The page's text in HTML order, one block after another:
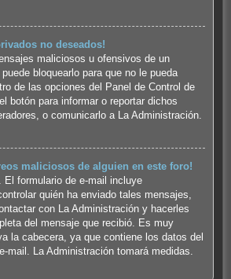
no deseados!
maliciosos u ofensivos de un
bloquearlo para que no le pueda
de las opciones del Panel de Control de
botón para informar o reportar dichos
o comunicarlo a La Administración.
maliciosos de alguien en este foro!
El formulario de e-mail incluye
quién ha enviado tales mensajes,
con La Administración y hacerles
del mensaje que recibió. Es muy
la cabecera, ya que contiene los datos del
mail. La Administración tomará medidas.